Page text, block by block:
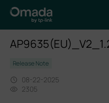
Release Note
08-22-2025
2305